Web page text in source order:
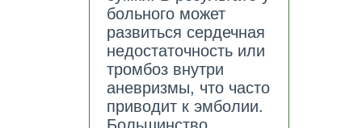
больного может
развиться сердечная
недостаточность или
тромбоз внутри
аневризмы, что часто
приводит к эмболии.